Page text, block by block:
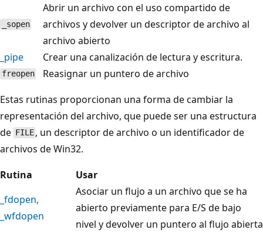
_sopen
Abrir un archivo con el uso compartido de
archivos y devolver un descriptor de archivo al
archivo abierto
_pipe
Crear una canalización de lectura y escritura.
freopen
Reasignar un puntero de archivo
Estas rutinas proporcionan una forma de cambiar la
representación del archivo, que puede ser una estructura
de FILE , un descriptor de archivo o un identificador de
archivos de Win32.
Rutina
Usar
_fdopen,
_wfdopen
Asociar un flujo a un archivo que se ha
abierto previamente para E/S de bajo
nivel y devolver un puntero al flujo abierta